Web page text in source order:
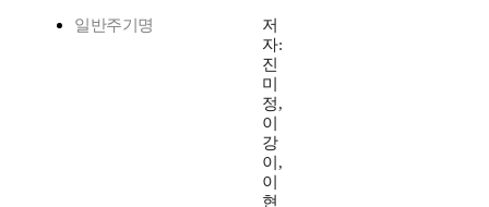
일반주기명
저
자:
진
미
정,
이
강
이,
이
현